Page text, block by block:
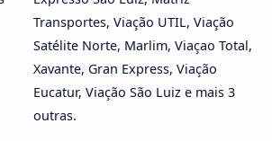
Transportes, Viação UTIL, Viação
Satélite Norte, Marlim, Viaçao Total,
Xavante, Gran Express, Viação
Eucatur, Viação São Luiz e mais 3
outras.